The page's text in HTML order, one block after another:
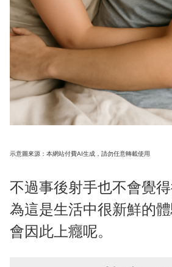
示意圖來源：本網站付費AI生成，請勿任意轉載使用
不過事後射手也不會覺
為這是生活中很新鮮的
會因此上癮呢。